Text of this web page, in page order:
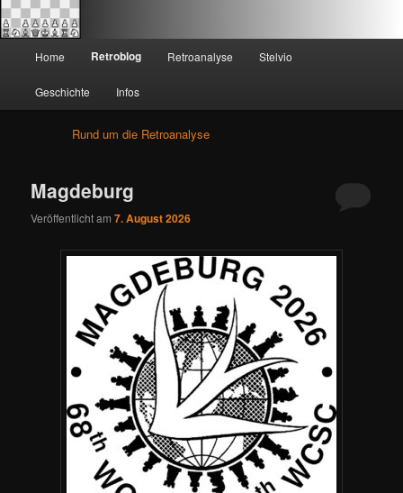
Zum
primären
Inhalt
Zum
sekundären
Inhalt
Home Retroblog Retroanalyse Stelvio
Geschichte Infos
Rund um die Retroanalyse
Magdeburg
Veröffentlicht am7. August 2026